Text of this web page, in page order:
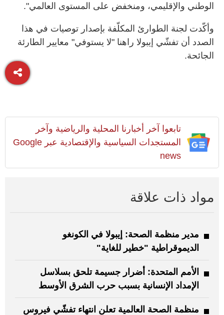
الوطني والإقليمي، ومنخفض على المستوى العالمي".
وأكّدت لجنة الطوارئ المكلّفة بإصدار توصيات في هذا
الصدد أن تفشّي إيبولا راهنا "لا يستوفي" معايير الطارئة
الجائحة.
تابعوا آخر أخبارنا المحلية والرياضية وآخر
المستجدات السياسية والإقتصادية عبر Google
news
مواد ذات علاقة
مدير منظمة الصحة: إيبولا في الكونغو
الديموقراطية "خطير للغاية"
الأمم المتحدة: أضرار جسيمة تلحق بسلاسل
الإمداد الإنسانية بسبب حرب الشرق الأوسط
منظمة الصحة العالمية تعلن انتهاء تفشّي فيروس